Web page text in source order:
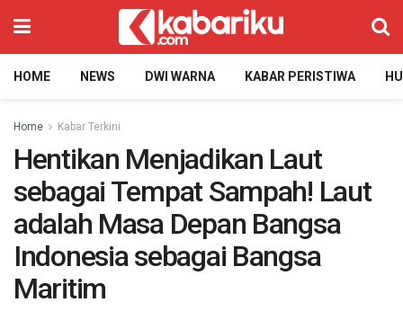
HOME NEWS DWI WARNA KABAR PERISTIWA
Home Kabar Terkini
Hentikan Menjadikan Laut
sebagai Tempat Sampah! Laut
adalah Masa Depan Bangsa
Indonesia sebagai Bangsa
Maritim